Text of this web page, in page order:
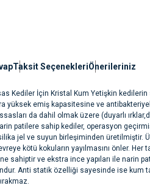
Taksit SeçenekleriÖnerileriniz
Kediler İçin Kristal Kum Yetişkin kedilerin
yüksek emiş kapasitesine ve
da dahil olmak üzere (duyarlı
patilere sahip kediler, operasyon
jel ve suyun birleşiminden üretilmiştir.
kötü kokuların yayılmasını önler. Her
sahiptir ve ekstra ince yapıları ile narin
Anti statik özelliği sayesinde ise kum